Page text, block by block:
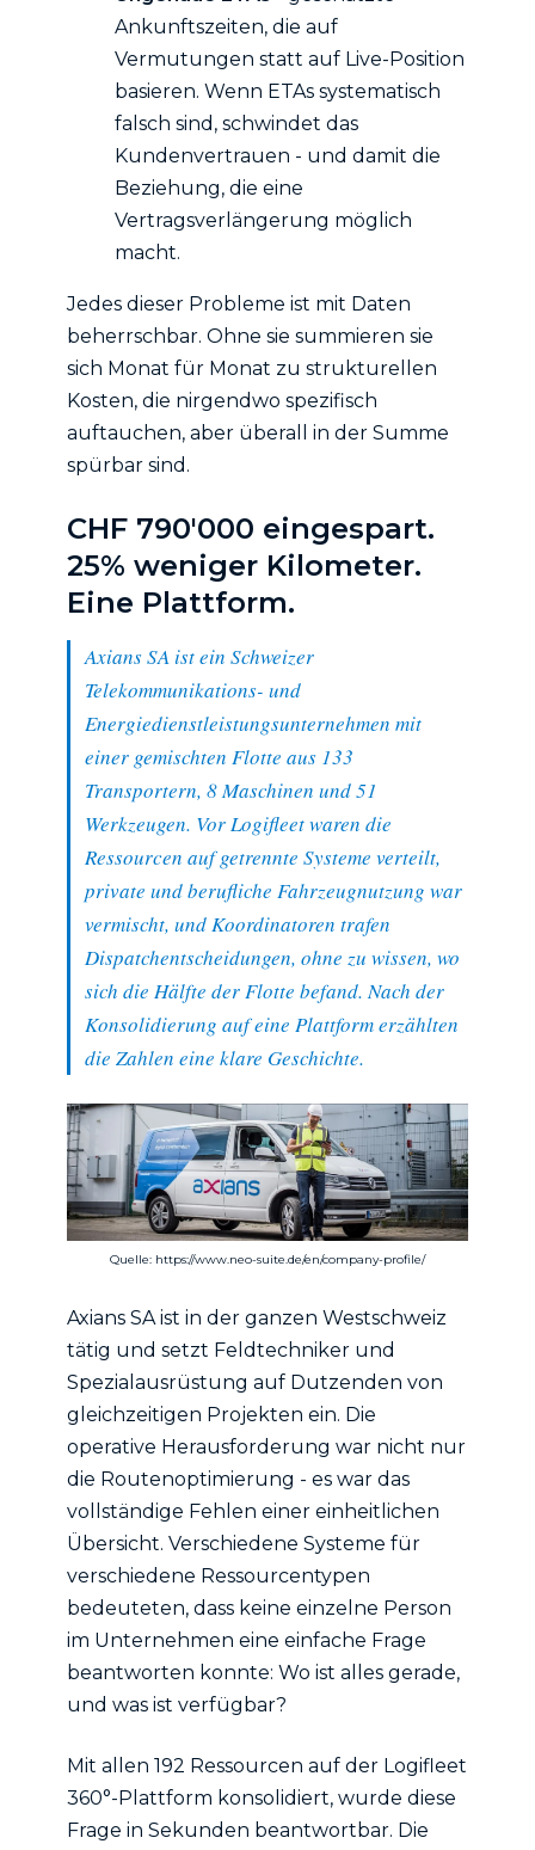
Ankunftszeiten, die auf
Vermutungen statt auf Live-Position
basieren. Wenn ETAs systematisch
falsch sind, schwindet das
Kundenvertrauen - und damit die
Beziehung, die eine
Vertragsverlängerung möglich
macht.
Jedes dieser Probleme ist mit Daten
beherrschbar. Ohne sie summieren sie
sich Monat für Monat zu strukturellen
Kosten, die nirgendwo spezifisch
auftauchen, aber überall in der Summe
spürbar sind.
CHF 790'000 eingespart.
25% weniger Kilometer.
Eine Plattform.
Axians SA ist ein Schweizer
Telekommunikations- und
Energiedienstleistungsunternehmen mit
einer gemischten Flotte aus 133
Transportern, 8 Maschinen und 51
Werkzeugen. Vor Logifleet waren die
Ressourcen auf getrennte Systeme verteilt,
private und berufliche Fahrzeugnutzung war
vermischt, und Koordinatoren trafen
Dispatchentscheidungen, ohne zu wissen, wo
sich die Hälfte der Flotte befand. Nach der
Konsolidierung auf eine Plattform erzählten
die Zahlen eine klare Geschichte.
Quelle: https://www.neo-suite.de/en/company-profile/
Axians SA ist in der ganzen Westschweiz
tätig und setzt Feldtechniker und
Spezialausrüstung auf Dutzenden von
gleichzeitigen Projekten ein. Die
operative Herausforderung war nicht nur
die Routenoptimierung - es war das
vollständige Fehlen einer einheitlichen
Übersicht. Verschiedene Systeme für
verschiedene Ressourcentypen
bedeuteten, dass keine einzelne Person
im Unternehmen eine einfache Frage
beantworten konnte: Wo ist alles gerade,
und was ist verfügbar?
Mit allen 192 Ressourcen auf der Logifleet
360°-Plattform konsolidiert, wurde diese
Frage in Sekunden beantwortbar. Die